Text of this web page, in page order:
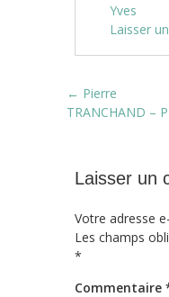
Yves
Laisser
Post
← Pierre
TRANCHAND –
Laisser un
Votre adresse
Les champs
*
Commentaire